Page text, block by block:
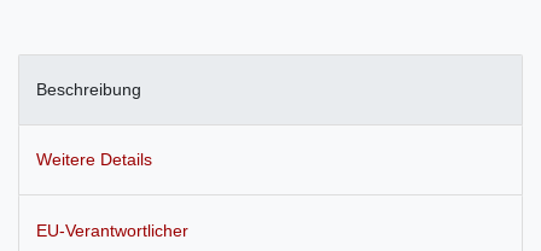
Beschreibung
Weitere Details
EU-Verantwortlicher